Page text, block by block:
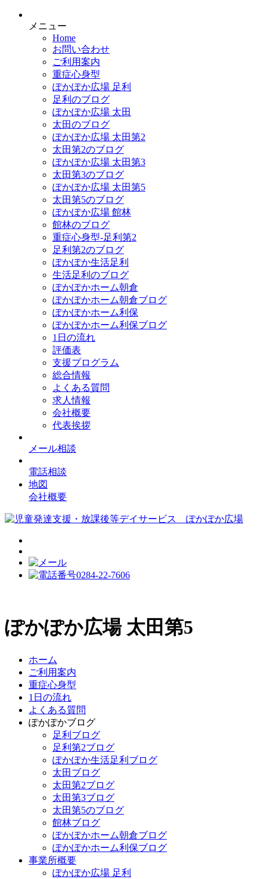
メニュー
Home
お問い合わせ
ご利用案内
重症心身型
ぽかぽか広場 足利
足利のブログ
ぽかぽか広場 太田
太田のブログ
ぽかぽか広場 太田第2
太田第2のブログ
ぽかぽか広場 太田第3
太田第3のブログ
ぽかぽか広場 太田第5
太田第5のブログ
ぽかぽか広場 館林
館林のブログ
重症心身型-足利第2
足利第2のブログ
ぽかぽか生活足利
生活足利のブログ
ぽかぽかホーム朝倉
ぽかぽかホーム朝倉ブログ
ぽかぽかホーム利保
ぽかぽかホーム利保ブログ
1日の流れ
評価表
支援プログラム
総合情報
よくある質問
求人情報
会社概要
代表挨拶
メール相談
電話相談
地図
会社概要
ぽかぽか広場 太田第5
ホーム
ご利用案内
重症心身型
1日の流れ
よくある質問
ぽかぽかブログ
足利ブログ
足利第2ブログ
ぽかぽか生活足利ブログ
太田ブログ
太田第2ブログ
太田第3ブログ
太田第5のブログ
館林ブログ
ぽかぽかホーム朝倉ブログ
ぽかぽかホーム利保ブログ
事業所概要
ぽかぽか広場 足利